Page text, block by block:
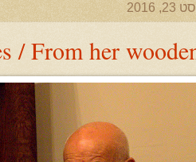
/ From her